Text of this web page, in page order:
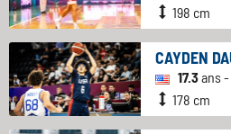
198 cm
CAYDEN
17.3ans -
178 cm